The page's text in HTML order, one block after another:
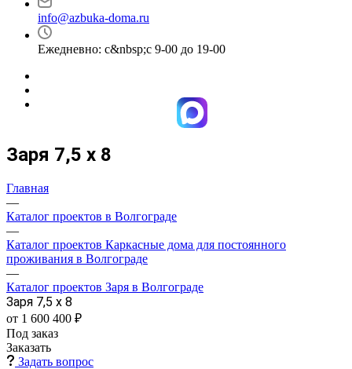
info@azbuka-doma.ru
Ежедневно: с&nbsp;с 9-00 до 19-00
Заря 7,5 х 8
Главная
—
Каталог проектов в Волгограде
—
Каталог проектов Каркасные дома для постоянного
проживания в Волгограде
—
Каталог проектов Заря в Волгограде
Заря 7,5 х 8
от 1 600 400 ₽
Под заказ
Заказать
Задать вопрос